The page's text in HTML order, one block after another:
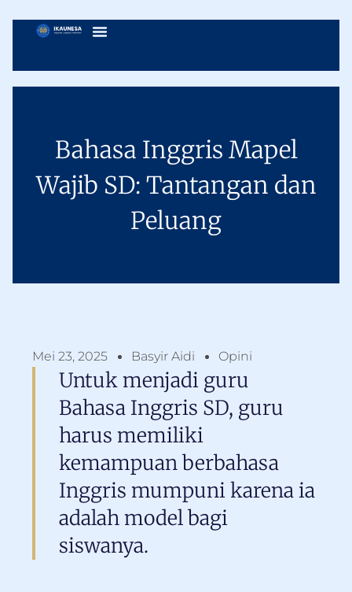
Bahasa Inggris Mapel
Wajib SD: Tantangan dan
Peluang
Mei 23, 2025 Basyir Aidi Opini
Untuk menjadi guru
Bahasa Inggris SD, guru
harus memiliki
kemampuan berbahasa
Inggris mumpuni karena ia
adalah model bagi
siswanya.